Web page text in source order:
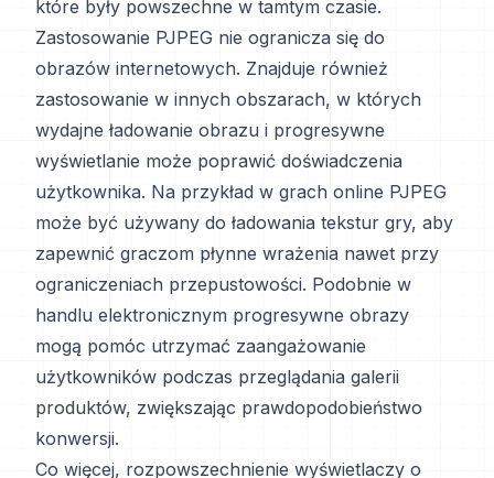
które były powszechne w tamtym czasie.
Zastosowanie PJPEG nie ogranicza się do
obrazów internetowych. Znajduje również
zastosowanie w innych obszarach, w których
wydajne ładowanie obrazu i progresywne
wyświetlanie może poprawić doświadczenia
użytkownika. Na przykład w grach online PJPEG
może być używany do ładowania tekstur gry, aby
zapewnić graczom płynne wrażenia nawet przy
ograniczeniach przepustowości. Podobnie w
handlu elektronicznym progresywne obrazy
mogą pomóc utrzymać zaangażowanie
użytkowników podczas przeglądania galerii
produktów, zwiększając prawdopodobieństwo
konwersji.
Co więcej, rozpowszechnienie wyświetlaczy o